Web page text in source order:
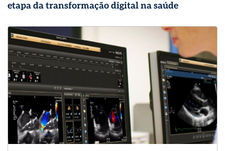
etapa da transformação digital na saúde